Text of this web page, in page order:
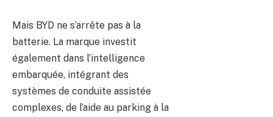
Mais BYD ne s’arrête pas à la
batterie. La marque investit
également dans l’intelligence
embarquée, intégrant des
systèmes de conduite assistée
complexes, de l’aide au parking à la